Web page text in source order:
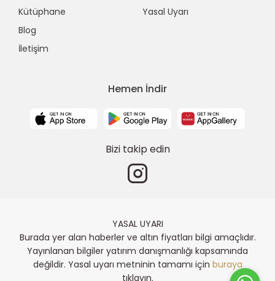
Kütüphane
Blog
İletişim
Yasal Uyarı
Hemen İndir
Bizi takip edin
YASAL UYARI
Burada yer alan haberler ve altın fiyatları bilgi amaçlıdır.
Yayınlanan bilgiler yatırım danışmanlığı kapsamında
değildir. Yasal uyarı metninin tamamı için buraya
tıklayın.